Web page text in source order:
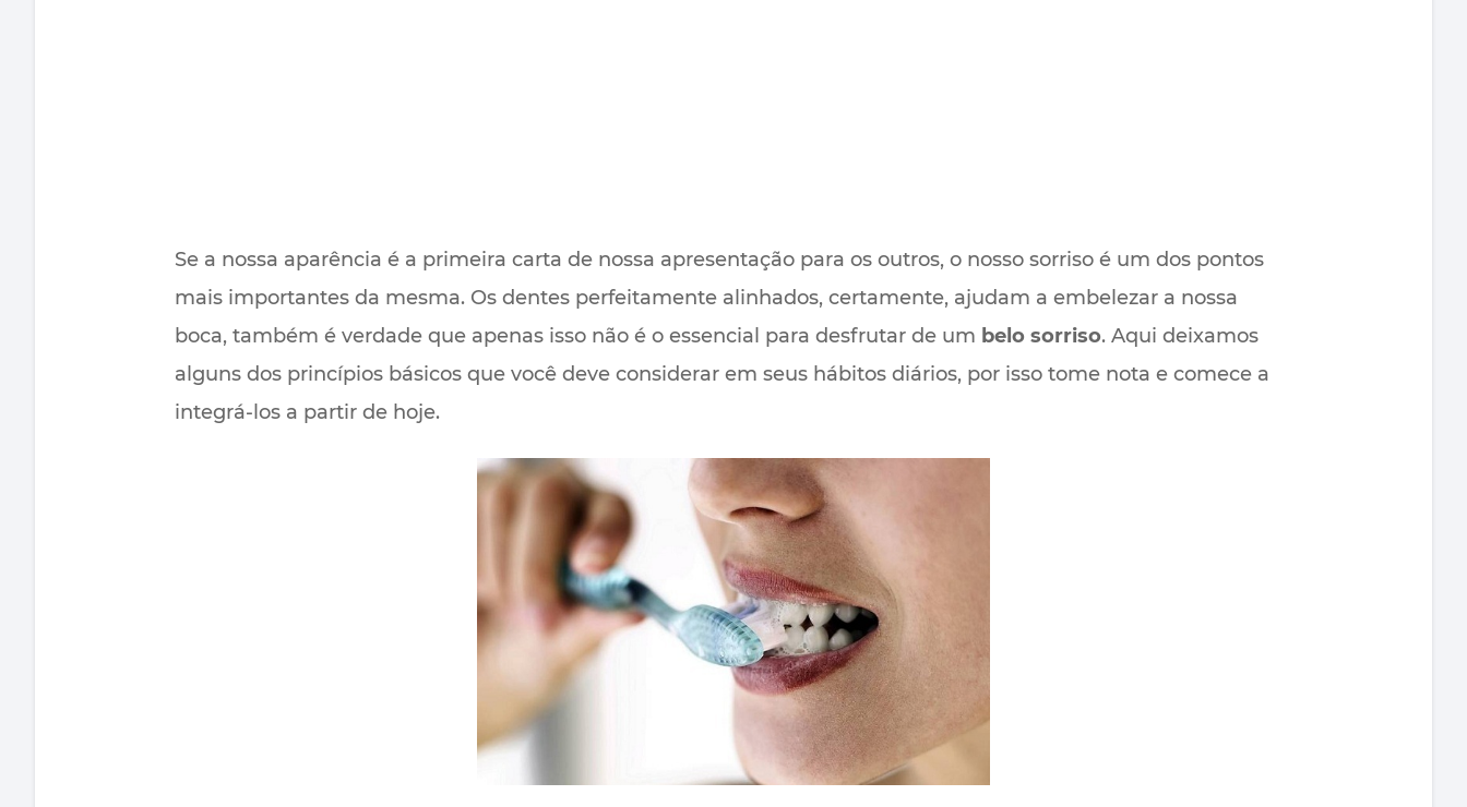
Se a nossa aparência é a primeira carta de nossa apresentação para os outros, o nosso sorriso é um dos pontos
mais importantes da mesma. Os dentes perfeitamente alinhados, certamente, ajudam a embelezar a nossa
boca, também é verdade que apenas isso não é o essencial para desfrutar de um belo sorriso. Aqui deixamos
alguns dos princípios básicos que você deve considerar em seus hábitos diários, por isso tome nota e comece a
integrá-los a partir de hoje.